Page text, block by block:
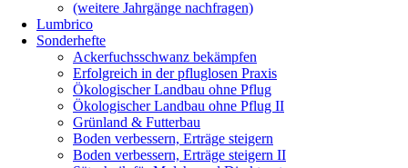
(weitere Jahrgänge nachfragen)
Lumbrico
Sonderhefte
Ackerfuchsschwanz bekämpfen
Erfolgreich in der pfluglosen Praxis
Ökologischer Landbau ohne Pflug
Ökologischer Landbau ohne Pflug II
Grünland & Futterbau
Boden verbessern, Erträge steigern
Boden verbessern, Erträge steigern II